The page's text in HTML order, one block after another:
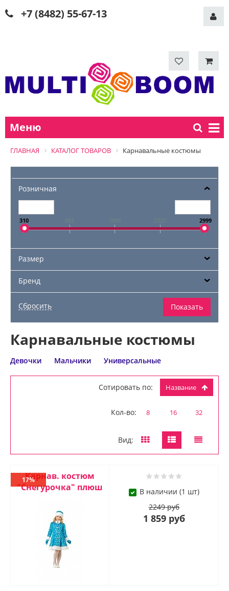
+7 (8482) 55-67-13
Меню
ГЛАВНАЯ КАТАЛОГ ТОВАРОВ Карнавальные костюмы
Розничная
310 2999
Размер
Бренд
Карнавальные костюмы
Девочки Мальчики Универсальные
Сотировать по: Название
Кол-во: 8 16 32
Вид:
Карнав. костюм
"Cнегурочка" плюш
17%
В наличии (1 шт)
2249 руб
1 859 руб